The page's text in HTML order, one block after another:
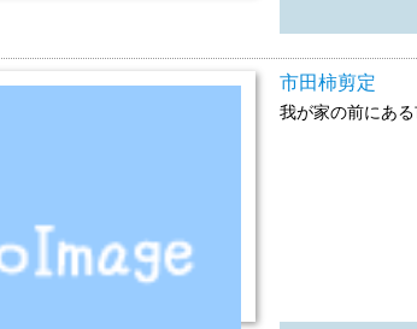
市田柿剪定
我が家の前にあ